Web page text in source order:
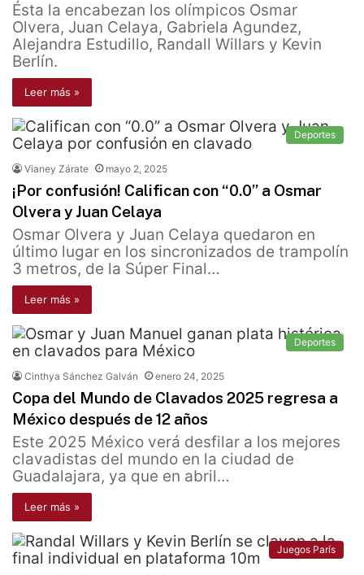
Ésta la encabezan los olímpicos Osmar
Olvera, Juan Celaya, Gabriela Agundez,
Alejandra Estudillo, Randall Willars y Kevin
Berlín.
Leer más »
Deportes
Vianey Zárate mayo 2, 2025
¡Por confusión! Califican con “0.0” a Osmar
Olvera y Juan Celaya
Osmar Olvera y Juan Celaya quedaron en
último lugar en los sincronizados de trampolín
3 metros, de la Súper Final…
Leer más »
Deportes
Cinthya Sánchez Galván enero 24, 2025
Copa del Mundo de Clavados 2025 regresa a
México después de 12 años
Este 2025 México verá desfilar a los mejores
clavadistas del mundo en la ciudad de
Guadalajara, ya que en abril…
Leer más »
Juegos París